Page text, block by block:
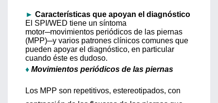
► Características que apoyan el diagnóstico
El SPI/WED tiene un síntoma
motor─movimientos periódicos de las piernas
(MPP)─y varios patrones clínicos comunes que
pueden apoyar el diagnóstico, en particular
cuando éste es dudoso.
♦ Movimientos periódicos de las piernas
Los MPP son repetitivos, estereotipados, con